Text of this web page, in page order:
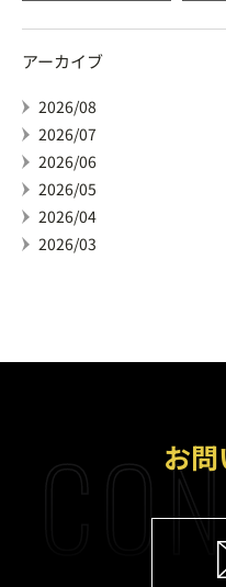
アーカイブ
2026/08
2026/07
2026/06
2026/05
2026/04
2026/03
お